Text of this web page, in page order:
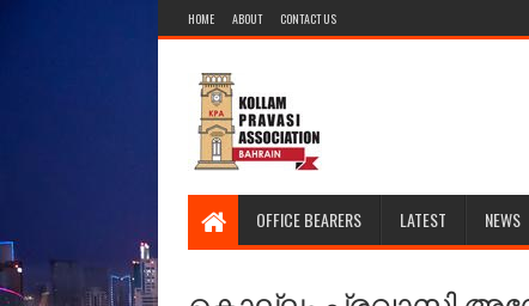
HOME ABOUT CONTACT US
OFFICE BEARERS LATEST NEWS